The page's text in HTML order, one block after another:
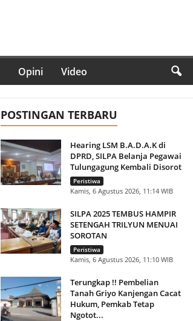
Opini Video
POSTINGAN TERBARU
Hearing LSM B.A.D.A.K di
DPRD, SILPA Belanja Pegawai
Tulungagung Kembali Disorot
Peristiwa
Kamis, 6 Agustus 2026, 11:14 WIB
SILPA 2025 TEMBUS HAMPIR
SETENGAH TRILYUN MENUAI
SOROTAN
Peristiwa
Kamis, 6 Agustus 2026, 11:10 WIB
Terungkap !! Pembelian
Tanah Griyo Kanjengan Cacat
Hukum, Pemkab Tetap
Ngotot...